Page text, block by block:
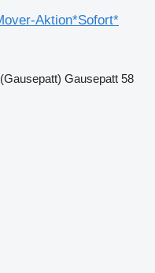
Aktion*Sofort*
Gausepatt 58